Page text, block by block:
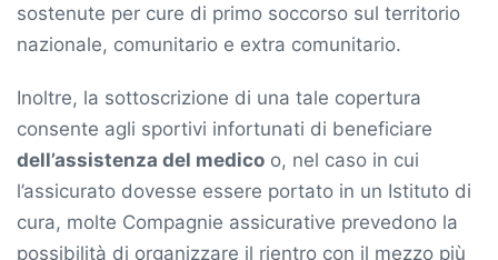
sostenute per cure di primo soccorso sul territorio
nazionale, comunitario e extra comunitario.
Inoltre, la sottoscrizione di una tale copertura
consente agli sportivi infortunati di beneficiare
dell’assistenza del medico o, nel caso in cui
l’assicurato dovesse essere portato in un Istituto di
cura, molte Compagnie assicurative prevedono la
possibilità di organizzare il rientro con il mezzo più